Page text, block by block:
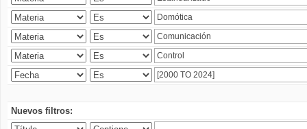
Nuevos filtros: